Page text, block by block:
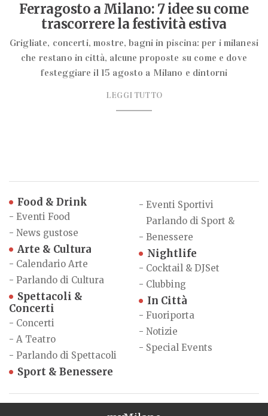
Ferragosto a Milano: 7 idee su come
trascorrere la festività estiva
Grigliate, concerti, mostre, bagni in piscina: per i milanesi
che restano in città, alcune proposte su come e dove
festeggiare il 15 agosto a Milano e dintorni
LEGGI TUTTO
Food & Drink
- Eventi Food
- News gustose
Arte & Cultura
- Calendario Arte
- Parlando di Cultura
Spettacoli &
Concerti
- Concerti
- A Teatro
- Parlando di Spettacoli
Sport & Benessere
- Eventi Sportivi
-
Parlando di Sport &
Benessere
Nightlife
- Cocktail & DJSet
- Clubbing
In Città
- Fuoriporta
- Notizie
- Special Events